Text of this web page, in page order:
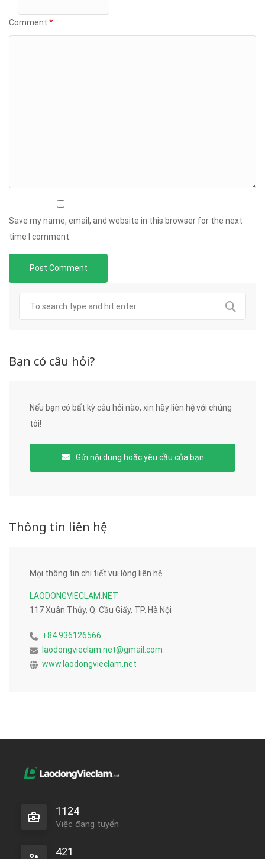
Comment *
Save my name, email, and website in this browser for the next
time I comment.
Bạn có câu hỏi?
Nếu bạn có bất kỳ câu hỏi nào, xin hãy liên hệ với chúng
tôi!
Gửi nội dung hoặc yêu cầu của bạn
Thông tin liên hệ
Mọi thông tin chi tiết vui lòng liên hệ
LAODONGVIECLAM.NET
117 Xuân Thủy, Q. Cầu Giấy, TP. Hà Nội
+84 936126566
laodongvieclam.net@gmail.com
www.laodongvieclam.net
1124
Việc đang tuyển
421